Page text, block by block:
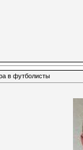
в футболисты